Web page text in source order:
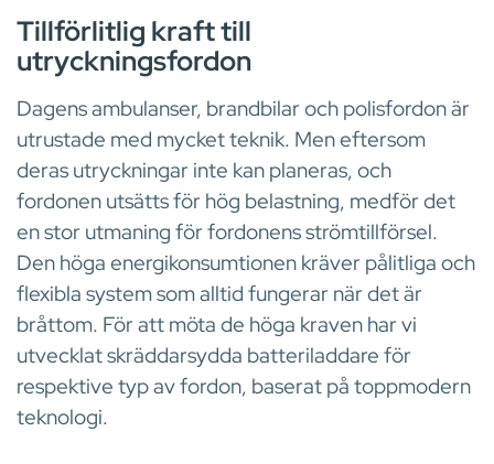
Tillförlitlig kraft till
utryckningsfordon
Dagens ambulanser, brandbilar och polisfordon är
utrustade med mycket teknik. Men eftersom
deras utryckningar inte kan planeras, och
fordonen utsätts för hög belastning, medför det
en stor utmaning för fordonens strömtillförsel.
Den höga energikonsumtionen kräver pålitliga och
flexibla system som alltid fungerar när det är
bråttom. För att möta de höga kraven har vi
utvecklat skräddarsydda batteriladdare för
respektive typ av fordon, baserat på toppmodern
teknologi.